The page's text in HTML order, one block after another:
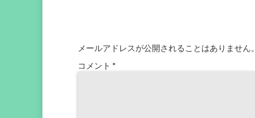
メールアドレスが公開されることはありません。
コメント *